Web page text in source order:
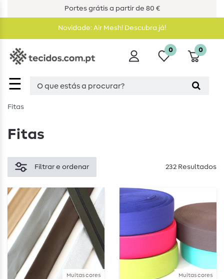
Portes grátis a partir de 80 €
Novidade: Air Mesh! Descubra já!
☰
0 0
Fitas
Fitas
Filtrar e ordenar 232 Resultados
Muitas cores Muitas cores